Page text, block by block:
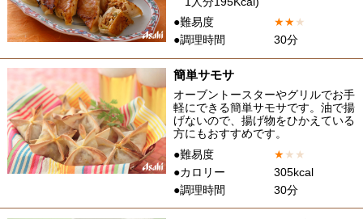
●難易度
★★★
●調理時間
30分
簡単サモサ
オーブントースターやグリルでお手
軽にできる簡単サモサです。油で揚
げないので、揚げ物をひかえている
方にもおすすめです。
●難易度
★★ ★
●カロリー
305kcal
●調理時間
30分